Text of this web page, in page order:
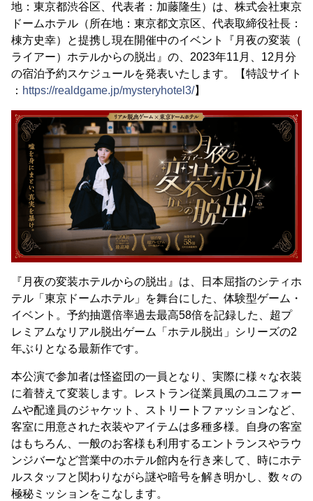
地：東京都渋谷区、代表者：加藤隆生）は、株式会社東京
ドームホテル（所在地：東京都文京区、代表取締役社長：
棟方史幸）と提携し現在開催中のイベント『月夜の変装（
ライアー）ホテルからの脱出』の、2023年11月、12月分
の宿泊予約スケジュールを発表いたします。【特設サイト
： https://realdgame.jp/mysteryhotel3/】
『月夜の変装ホテルからの脱出』は、日本屈指のシティホ
テル「東京ドームホテル」を舞台にした、体験型ゲーム・
イベント。予約抽選倍率過去最高58倍を記録した、超プ
レミアムなリアル脱出ゲーム「ホテル脱出」シリーズの2
年ぶりとなる最新作です。
本公演で参加者は怪盗団の一員となり、実際に様々な衣装
に着替えて変装します。レストラン従業員風のユニフォー
ムや配達員のジャケット、ストリートファッションなど、
客室に用意された衣装やアイテムは多種多様。自身の客室
はもちろん、一般のお客様も利用するエントランスやラウ
ンジバーなど営業中のホテル館内を行き来して、時にホテ
ルスタッフと関わりながら謎や暗号を解き明かし、数々の
極秘ミッションをこなします。